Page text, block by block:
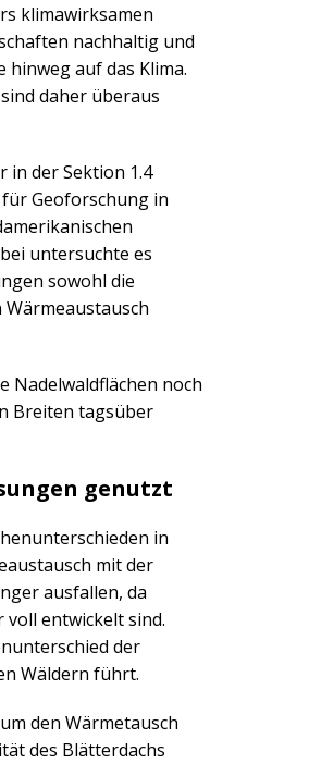
klimawirksamen
nachhaltig und
auf das Klima.
daher überaus
in der Sektion 1.4
Geoforschung in
untersuchte es
sowohl die
Nadelwaldflächen noch
Breiten tagsüber
genutzt
in
mit der
ausfallen, da
entwickelt sind.
der
Wäldern führt.
den Wärmetausch
des Blätterdachs